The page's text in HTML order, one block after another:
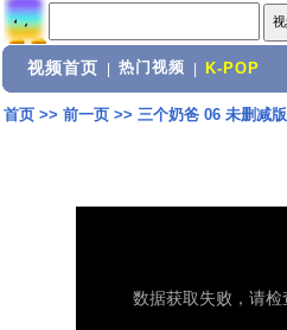
视频首页 热门视频 K-POP
首页>> 前一页>> 三个奶爸 06 未删减版